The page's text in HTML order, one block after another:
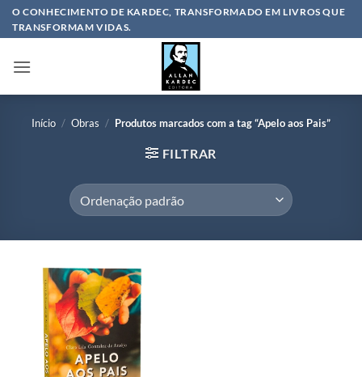
SkipO CONHECIMENTO DE KARDEC, TRANSFORMADO EM LIVROS QUE
TRANSFORMAM VIDAS.
Início / Obras / Produtos marcados com a tag “Apelo aos Pais”
FILTRAR